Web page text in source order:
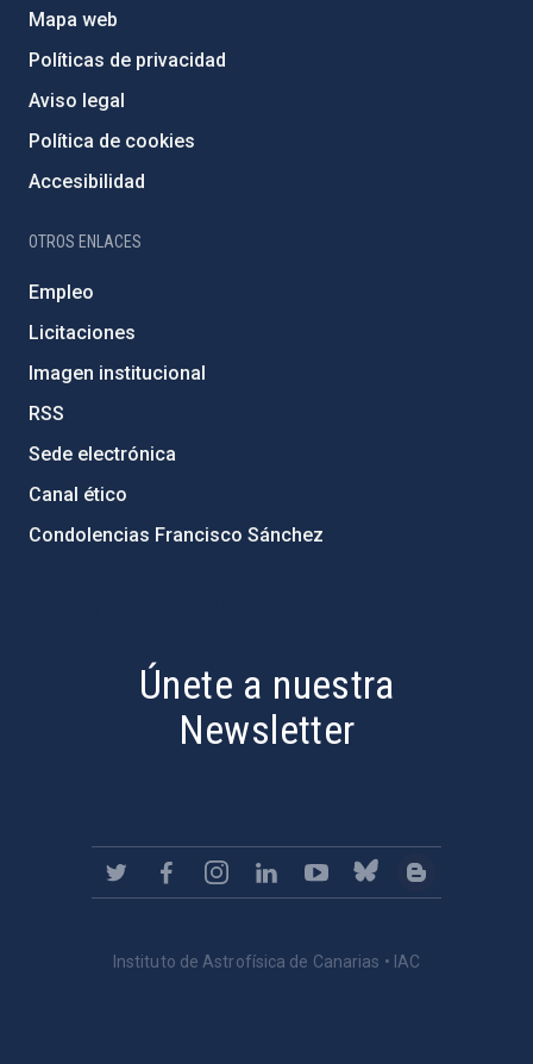
Mapa web
Políticas de privacidad
Aviso legal
Política de cookies
Accesibilidad
OTROS ENLACES
Empleo
Licitaciones
Imagen institucional
RSS
Sede electrónica
Canal ético
Condolencias Francisco Sánchez
Únete a nuestra
Newsletter
Instituto de Astrofísica de Canarias • IAC